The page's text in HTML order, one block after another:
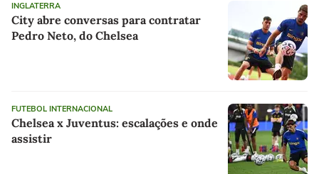
INGLATERRA
City abre conversas para contratar
Pedro Neto, do Chelsea
FUTEBOL INTERNACIONAL
Chelsea x Juventus: escalações e onde
assistir